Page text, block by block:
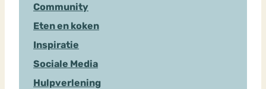
Community
Eten en koken
Inspiratie
Sociale Media
Hulpverlening